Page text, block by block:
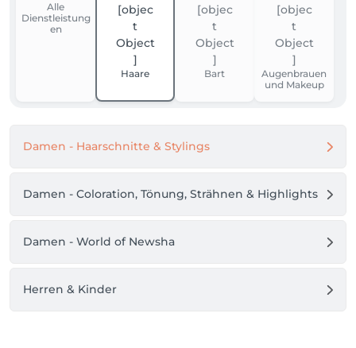
Alle
Dienstleistung
en
Haare Bart
Augenbrauen
und Makeup
Damen - Haarschnitte & Stylings
Damen - Coloration, Tönung, Strähnen & Highlights
Damen - World of Newsha
Herren & Kinder